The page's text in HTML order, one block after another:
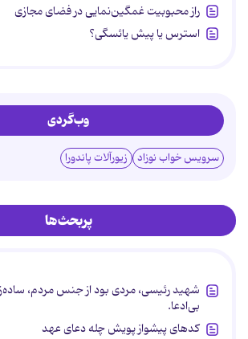
راز محبوبیت غمگین‌نمایی در فضای مجازی
استرس یا پیش یائسگی؟
وب‌گردی
سرویس خواب نوزاد زیورآلات پاندورا
پربحث‌ها
شهید رئیسی، مردی بود از جنس مردم،
بی‌ادعا.
کدهای پیشواز پویش چله دعای عهد